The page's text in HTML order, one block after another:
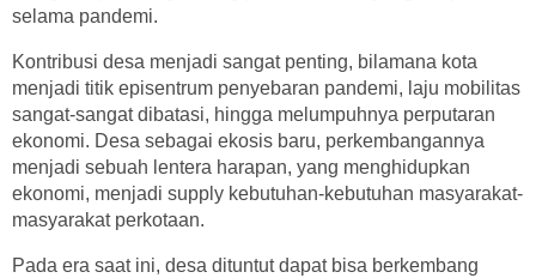
selama pandemi.
Kontribusi desa menjadi sangat penting, bilamana kota
menjadi titik episentrum penyebaran pandemi, laju mobilitas
sangat-sangat dibatasi, hingga melumpuhnya perputaran
ekonomi. Desa sebagai ekosis baru, perkembangannya
menjadi sebuah lentera harapan, yang menghidupkan
ekonomi, menjadi supply kebutuhan-kebutuhan masyarakat-
masyarakat perkotaan.
Pada era saat ini, desa dituntut dapat bisa berkembang